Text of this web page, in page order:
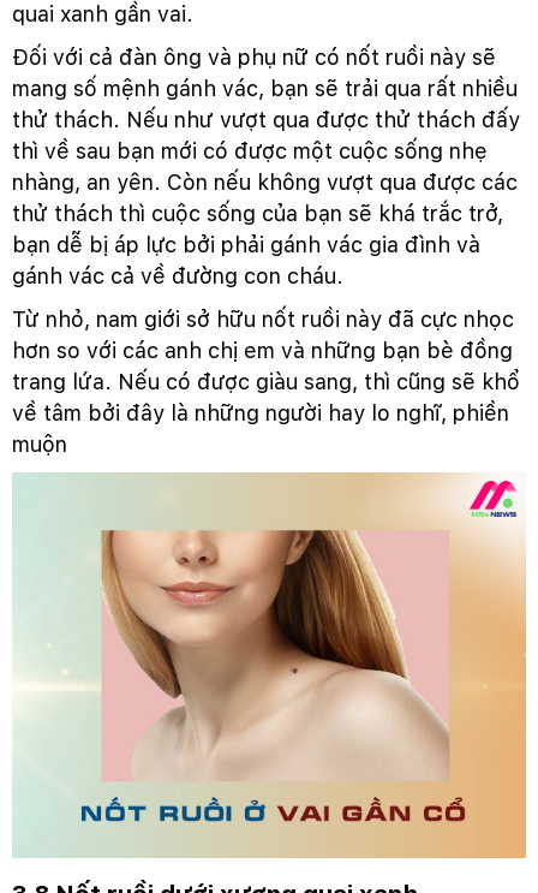
quai xanh gần vai.
Đối với cả đàn ông và phụ nữ có nốt ruồi này sẽ
mang số mệnh gánh vác, bạn sẽ trải qua rất nhiều
thử thách. Nếu như vượt qua được thử thách đấy
thì về sau bạn mới có được một cuộc sống nhẹ
nhàng, an yên. Còn nếu không vượt qua được các
thử thách thì cuộc sống của bạn sẽ khá trắc trở,
bạn dễ bị áp lực bởi phải gánh vác gia đình và
gánh vác cả về đường con cháu.
Từ nhỏ, nam giới sở hữu nốt ruồi này đã cực nhọc
hơn so với các anh chị em và những bạn bè đồng
trang lứa. Nếu có được giàu sang, thì cũng sẽ khổ
về tâm bởi đây là những người hay lo nghĩ, phiền
muộn